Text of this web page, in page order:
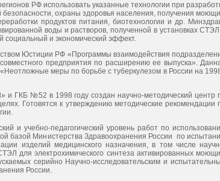
РФ использовать указанные технологии при
охраны здоровья населения, получения
продуктов питания, биотехнологии и др.
воды и растворов, полученной в установках
и экономический эффект.
Юстиции РФ «Программы взаимодействия
предприятия по расширению ее выпуска».
меры по борьбе с туберкулезом в России на
№52 в 1998 году создан научно-методический центр
Готовятся к утверждению методические рекомендации
учебно-педагогический уровень работ по
базой Министерства Здравоохранения России по
изделий медицинского назначения, в том числе
для электрохимического синтеза активированных
серийно Научно-исследовательским и
России.